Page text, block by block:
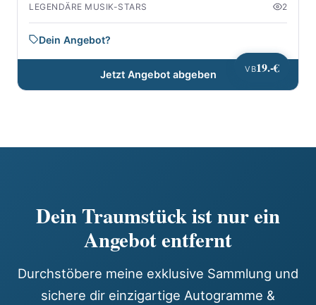
VB19.-€
LEGENDÄRE MUSIK-STARS 2
Dein Angebot?
Jetzt Angebot abgeben
Dein Traumstück ist nur ein
Angebot entfernt
Durchstöbere meine exklusive Sammlung und
sichere dir einzigartige Autogramme &